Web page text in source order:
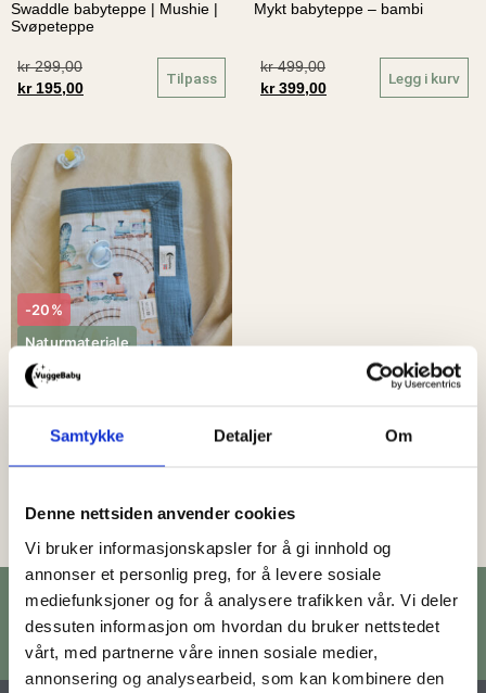
Samtykke Detaljer Om
Denne nettsiden anvender cookies
Vi bruker informasjonskapsler for å gi innhold og
annonser et personlig preg, for å levere sosiale
mediefunksjoner og for å analysere trafikken vår. Vi deler
dessuten informasjon om hvordan du bruker nettstedet
vårt, med partnerne våre innen sosiale medier,
annonsering og analysearbeid, som kan kombinere den
Swaddle babyteppe | Mushie |
Svøpeteppe
kr299,00
kr195,00
Tilpass
Mykt babyteppe – bambi
kr499,00
kr399,00
Legg i kurv
Naturmateriale
-20%
Mykt babyteppe – tog
499,00
kr399,00